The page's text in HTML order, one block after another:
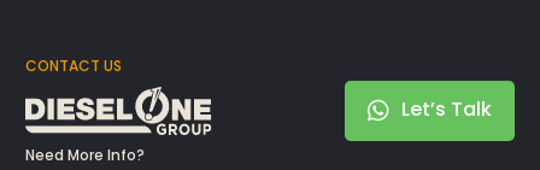
CONTACT US
Need More Info?
Let’s Talk